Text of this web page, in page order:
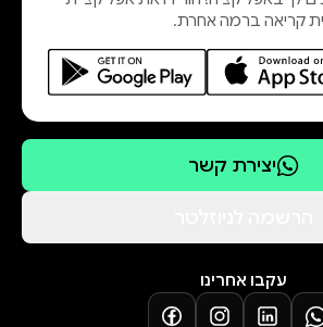
קריאה ברמה אחרת.
יצירת קשר
עקבו אחרינו